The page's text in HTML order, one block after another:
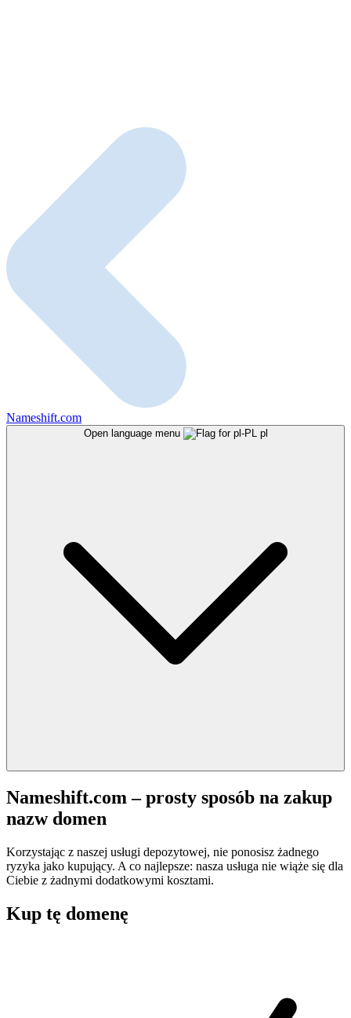
Nameshift.com
Open language menu pl
Nameshift.com – prosty sposób na zakup
nazw domen
Korzystając z naszej usługi depozytowej, nie ponosisz żadnego
ryzyka jako kupujący. A co najlepsze: nasza usługa nie wiąże się dla
Ciebie z żadnymi dodatkowymi kosztami.
Kup tę domenę